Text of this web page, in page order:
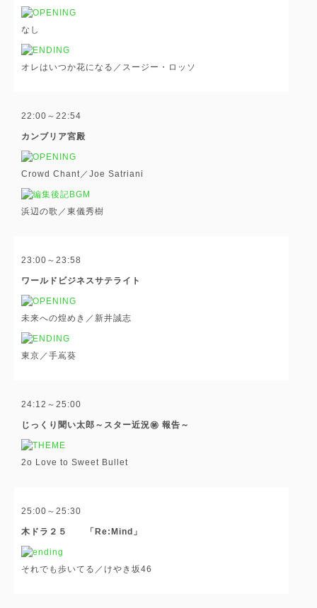
なし
オレはいつか花になる／スージー・ロッソ
22:00～22:54
カンブリア宮殿
Crowd Chant／Joe Satriani
浜辺の歌／東儀秀樹
23:00～23:58
ワールドビジネスサテライト
未来への煌めき／新井誠志
東京／手嶌葵
24:12～25:00
じっくり聞い太郎～スター近況㊙ 報告～
2o Love to Sweet Bullet
25:00～25:30
木ドラ２５ 「Re:Mind」
それでも歩いてる／けやき坂46